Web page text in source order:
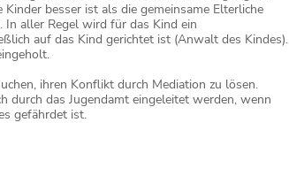
besser ist als die gemeinsame Elterliche
aller Regel wird für das Kind ein
auf das Kind gerichtet ist (Anwalt des Kindes).
ihren Konflikt durch Mediation zu lösen.
durch das Jugendamt eingeleitet werden, wenn
gefährdet ist.